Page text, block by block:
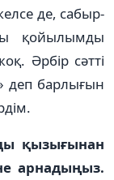
де, са­быр­
қойылымды
Әр­бір сәтті
деп бар­лы­ғын
қызығынан
арна­дыңыз.